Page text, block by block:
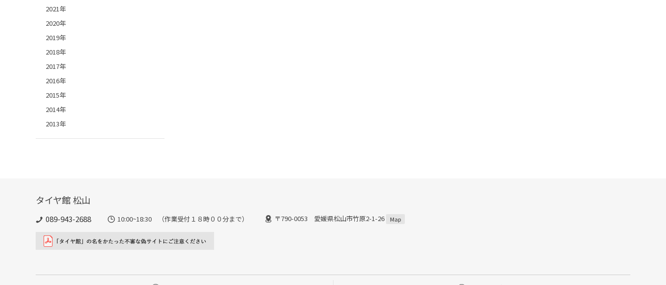
2021年
2020年
2019年
2018年
2017年
2016年
2015年
2014年
2013年
タイヤ館 松山
089-943-2688 10:00~18:30 （作業受付１８時００分まで） 〒790-0053 愛媛県松山市竹原2-1-26 Map